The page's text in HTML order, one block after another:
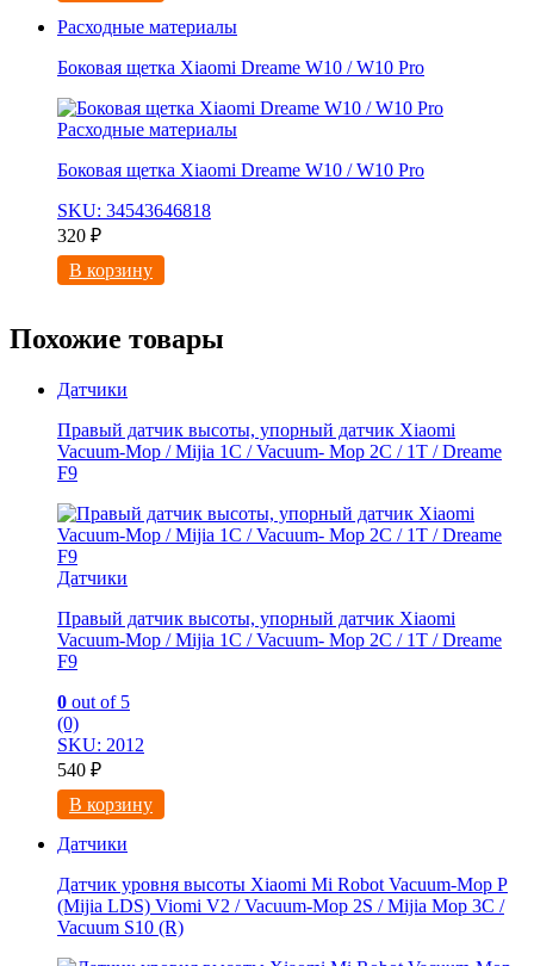
Расходные материалы
Боковая щетка Xiaomi Dreame W10 / W10 Pro
Расходные материалы
Боковая щетка Xiaomi Dreame W10 / W10 Pro
SKU: 34543646818
320 ₽
В корзину
Похожие товары
Датчики
Правый датчик высоты, упорный датчик Xiaomi
Vacuum-Mop / Mijia 1C / Vacuum- Mop 2C / 1T / Dreame
F9
Датчики
Правый датчик высоты, упорный датчик Xiaomi
Vacuum-Mop / Mijia 1C / Vacuum- Mop 2C / 1T / Dreame
F9
0 out of 5
(0)
SKU: 2012
540 ₽
В корзину
Датчики
Датчик уровня высоты Xiaomi Mi Robot Vacuum-Mop P
(Mijia LDS) Viomi V2 / Vacuum-Mop 2S / Mijia Mop 3C /
Vacuum S10 (R)